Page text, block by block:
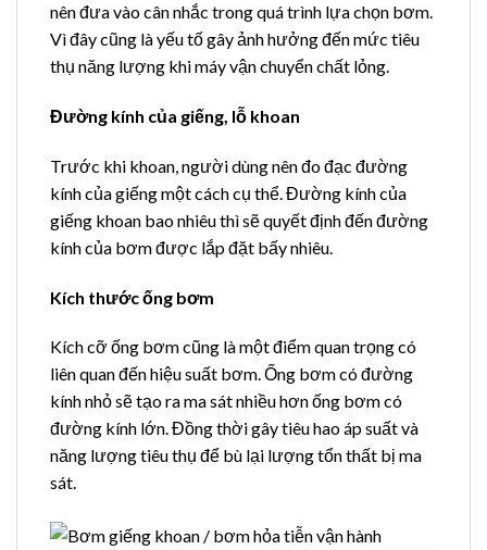
nên đưa vào cân nhắc trong quá trình lựa chọn bơm.
Vì đây cũng là yếu tố gây ảnh hưởng đến mức tiêu
thụ năng lượng khi máy vận chuyển chất lỏng.
Đường kính của giếng, lỗ khoan
Trước khi khoan, người dùng nên đo đạc đường
kính của giếng một cách cụ thể. Đường kính của
giếng khoan bao nhiêu thì sẽ quyết định đến đường
kính của bơm được lắp đặt bấy nhiêu.
Kích thước ống bơm
Kích cỡ ống bơm cũng là một điểm quan trọng có
liên quan đến hiệu suất bơm. Ống bơm có đường
kính nhỏ sẽ tạo ra ma sát nhiều hơn ống bơm có
đường kính lớn. Đồng thời gây tiêu hao áp suất và
năng lượng tiêu thụ để bù lại lượng tổn thất bị ma
sát.